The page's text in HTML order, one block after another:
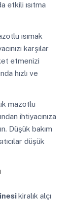
etkili ısıtma
ısımak
karşılar
etmenizi
hızlı ve
mazotlu
ihtiyacınıza
Düşük bakım
düşük
kiralık alçı